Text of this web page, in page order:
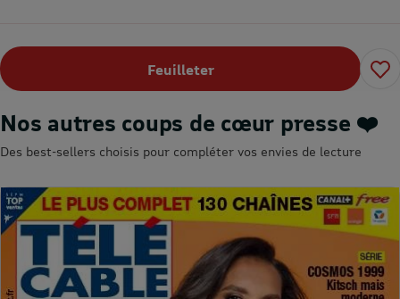
Feuilleter
Nos autres coups de cœur presse ❤️
Des best-sellers choisis pour compléter vos envies de lecture